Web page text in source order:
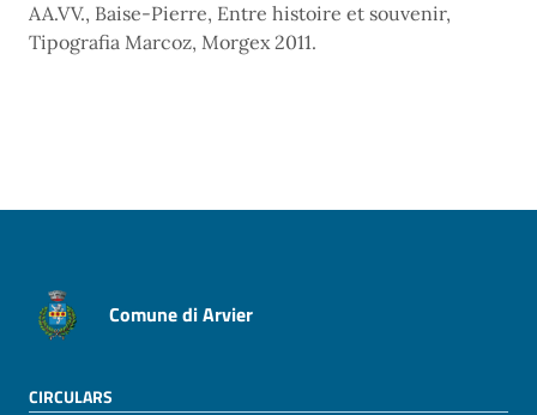
AA.VV., Baise-Pierre, Entre histoire et souvenir,
Tipografia Marcoz, Morgex 2011.
Comune di Arvier
CIRCULARS